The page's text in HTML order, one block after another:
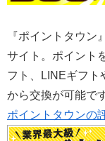
『ポイントタウ
サイト。ポイント
フト、LINEギフト
から交換が可能で
ポイントタウンの